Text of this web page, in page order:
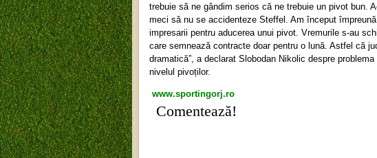
trebuie să ne gândim serios că ne trebuie un pivot bun.
meci să nu se accidenteze Steffel. Am început
impresarii pentru aducerea unui pivot. Vremurile s-au
care semnează contracte doar pentru o lună. Astfel că
dramatică”, a declarat Slobodan Nikolic despre
nivelul pivoților.
www.sportingorj.ro
Comentează!